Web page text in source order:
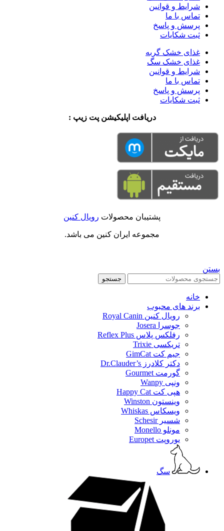
شرایط و قوانین
تماس با ما
پرسش و پاسخ
ثبت شکایات
غذای خشک گربه
غذای خشک سگ
شرایط و قوانین
تماس با ما
پرسش و پاسخ
ثبت شکایات
دریافت اپلیکیشن پت زیپ :
پشتیبان محصولات رویال کنین
مجموعه ایران کنین می باشد.
بستن
جستجو
خانه
برند های محبوب
رویال کنین Royal Canin
جوسرا Josera
رفلکس پلاس Reflex Plus
تریکسی Trixie
جیم کت GimCat
دکتر کلادرز Dr.Clauder’s
گورمت Gourmet
ونپی Wanpy
هپی کت Happy Cat
وینستون Winston
ویسکاس Whiskas
شسیر Schesir
مونلو Monello
یوروپت Europet
سگ